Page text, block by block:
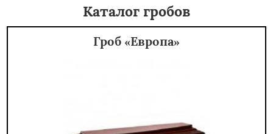
Каталог гробов
Гроб «Европа»